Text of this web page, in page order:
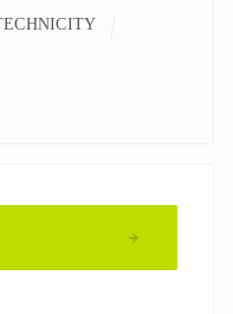
TECHNICITY